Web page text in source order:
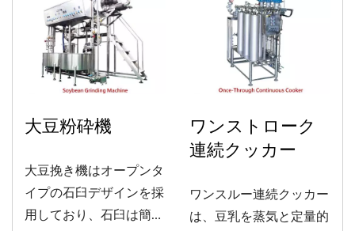
豆の表面汚染を効果的に
除去できます。...
大豆粉砕機
大豆挽き機はオープンタ
イプの石臼デザインを採
用しており、石臼は簡単
ワンストローク
連続クッカー
ワンスルー連続クッカー
は、豆乳を蒸気と定量的